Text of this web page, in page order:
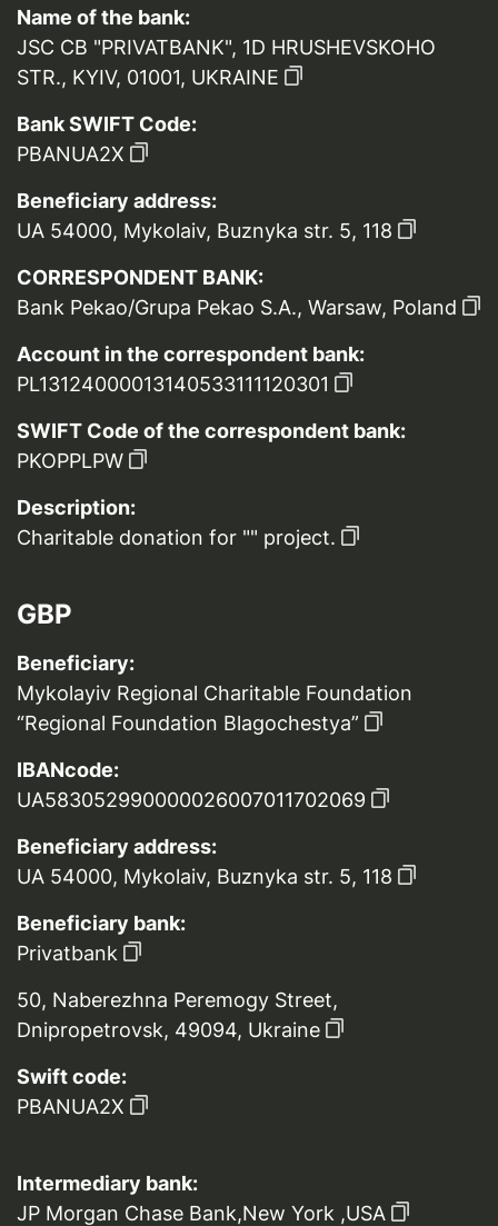
Name of the bank:
JSC CB "PRIVATBANK", 1D HRUSHEVSKOHO
STR., KYIV, 01001, UKRAINE
Bank SWIFT Code:
PBANUA2X
Beneficiary address:
UA 54000, Mykolaiv, Buznyka str. 5, 118
CORRESPONDENT BANK:
Bank Pekao/Grupa Pekao S.A., Warsaw, Poland
Account in the correspondent bank:
PL13124000013140533111120301
SWIFT Code of the correspondent bank:
PKOPPLPW
Description:
Charitable donation for "" project.
GBP
Beneficiary:
Mykolayiv Regional Charitable Foundation
“Regional Foundation Blagochestya”
IBANcode:
UA583052990000026007011702069
Beneficiary address:
UA 54000, Mykolaiv, Buznyka str. 5, 118
Beneficiary bank:
Privatbank
50, Naberezhna Peremogy Street,
Dnipropetrovsk, 49094, Ukraine
Swift code:
PBANUA2X
Intermediary bank:
JP Morgan Chase Bank,New York ,USA